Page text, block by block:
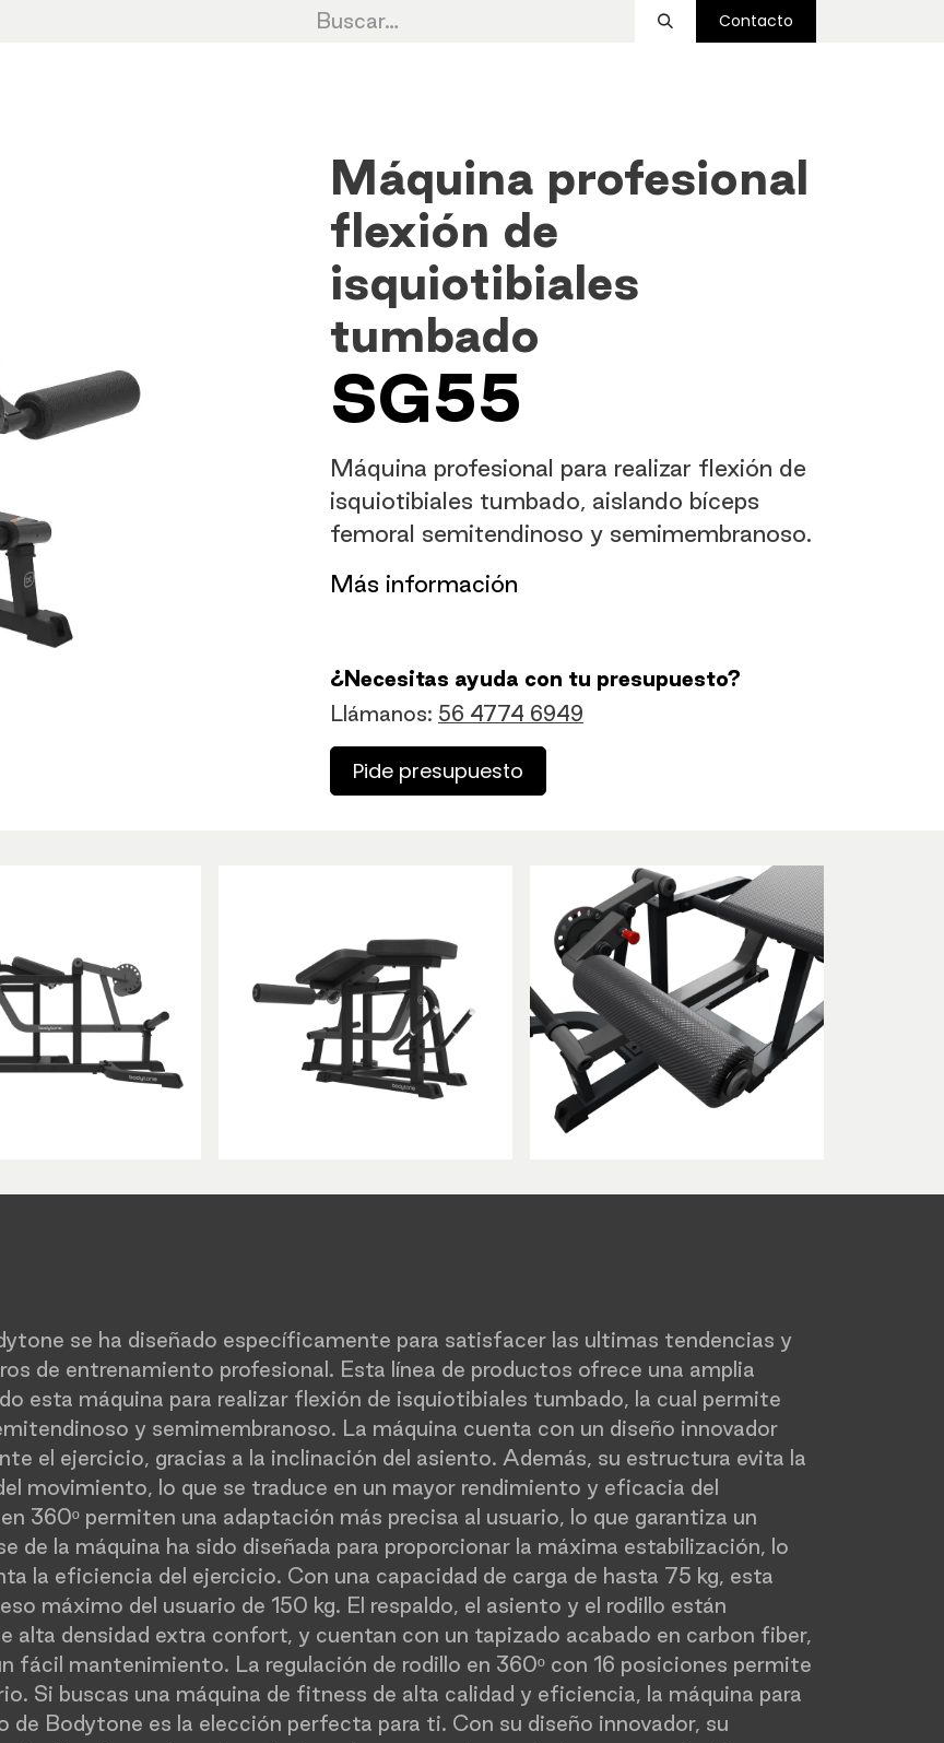
Contacto
Máquina profesional
flexión de
isquiotibiales
tumbado
SG55
Máquina profesional para realizar flexión de
isquiotibiales tumbado, aislando bíceps
femoral semitendinoso y semimembranoso.
​Más información
¿Necesitas ayuda con tu presupuesto?
Llámanos: 56 4774 6949
Pide presupuesto
se ha diseñado específicamente para satisfacer las ultimas tendencias y
de entrenamiento profesional. Esta línea de productos ofrece una amplia
esta máquina para realizar flexión de isquiotibiales tumbado, la cual permite
y semimembranoso. La máquina cuenta con un diseño innovador
el ejercicio, gracias a la inclinación del asiento. Además, su estructura evita la
movimiento, lo que se traduce en un mayor rendimiento y eficacia del
360º permiten una adaptación más precisa al usuario, lo que garantiza un
de la máquina ha sido diseñada para proporcionar la máxima estabilización, lo
la eficiencia del ejercicio. Con una capacidad de carga de hasta 75 kg, esta
máximo del usuario de 150 kg. El respaldo, el asiento y el rodillo están
alta densidad extra confort, y cuentan con un tapizado acabado en carbon fiber,
fácil mantenimiento. La regulación de rodillo en 360º con 16 posiciones permite
Si buscas una máquina de fitness de alta calidad y eficiencia, la máquina para
Bodytone es la elección perfecta para ti. Con su diseño innovador, su